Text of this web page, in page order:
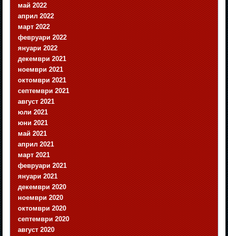
май 2022
април 2022
март 2022
февруари 2022
януари 2022
декември 2021
ноември 2021
октомври 2021
септември 2021
август 2021
юли 2021
юни 2021
май 2021
април 2021
март 2021
февруари 2021
януари 2021
декември 2020
ноември 2020
октомври 2020
септември 2020
август 2020